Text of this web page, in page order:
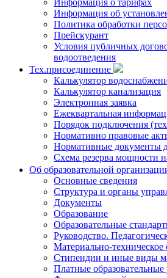
Информация о тарифах
Информация об
Политика обработки
Прейскурант
Условия публичных
водоотведения
Тех.присоединение
Калькулятор
Калькулятор канализация
Электронная заявка
Ежеквартальная
Порядок подключения
Нормативно правовые
Нормативные документы
Схема резерва мощности
Об образовательной
Основные сведения
Структура и органы
Документы
Образование
Образовательные
Руководство.
Материально-техническое
Стипендии и иные виды
Платные образовательные